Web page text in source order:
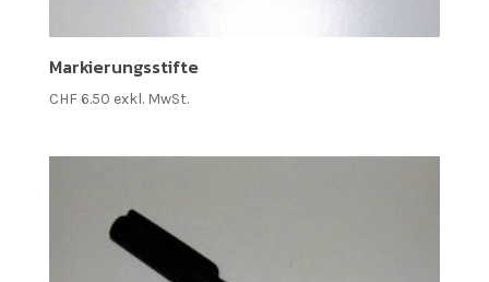
Markierungsstifte
CHF6.50 exkl. MwSt.